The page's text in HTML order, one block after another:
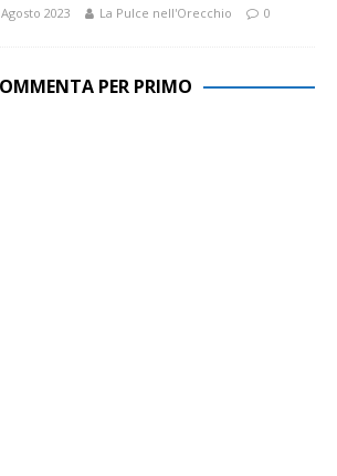
2023 La Pulce nell'Orecchio 0
PER PRIMO